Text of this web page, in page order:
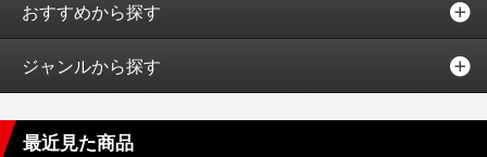
おすすめから探す
ジャンルから探す
最近見た商品